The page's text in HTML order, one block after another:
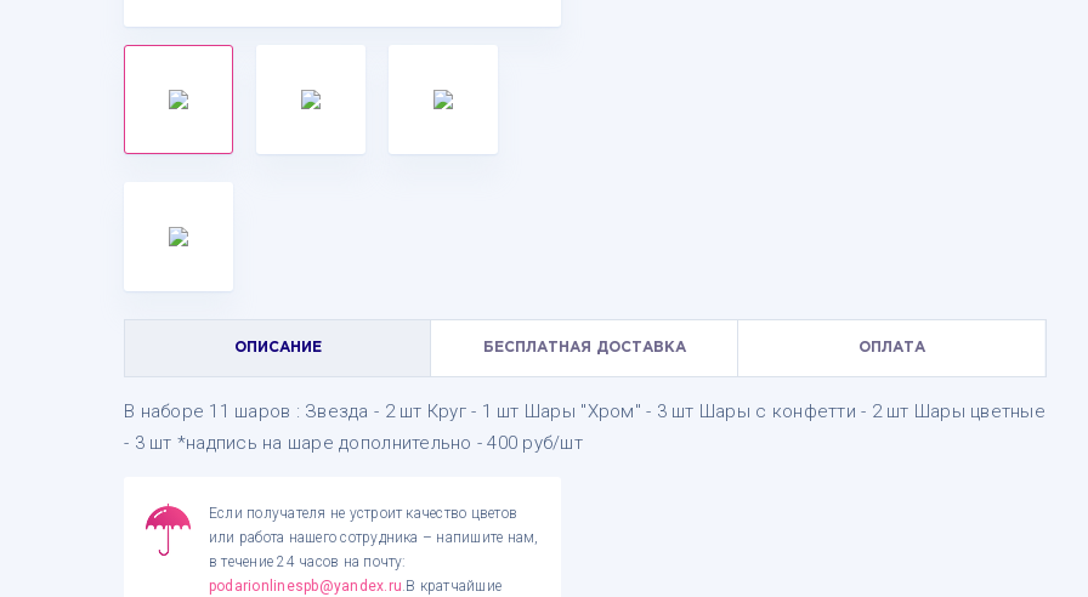
ОПИСАНИЕ БЕСПЛАТНАЯ ДОСТАВКА ОПЛАТА
В наборе 11 шаров : Звезда - 2 шт Круг - 1 шт Шары "Хром" - 3 шт Шары с конфетти - 2 шт Шары цветные
- 3 шт *надпись на шаре дополнительно - 400 руб/шт
Если получателя не устроит качество цветов
или работа нашего сотрудника – напишите нам,
в течение 24 часов на почту:
podarionlinespb@yandex.ru.В кратчайшие